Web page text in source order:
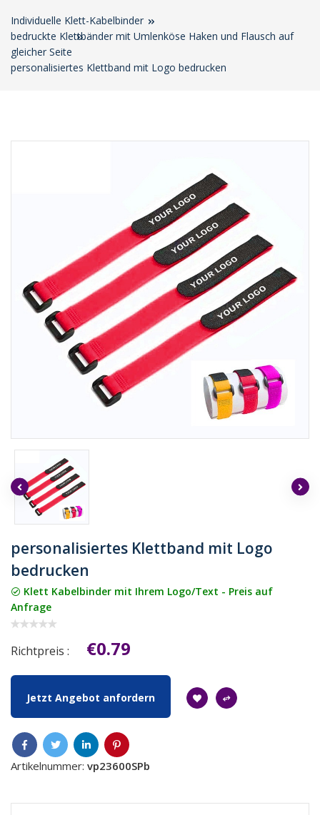
Individuelle Klett-Kabelbinder
bedruckte Klettbänder mit Umlenköse Haken und Flausch auf
gleicher Seite
personalisiertes Klettband mit Logo bedrucken
personalisiertes Klettband mit Logo
bedrucken
Klett Kabelbinder mit Ihrem Logo/Text - Preis auf
Anfrage
Richtpreis : €0.79
Jetzt Angebot anfordern
Artikelnummer: vp23600SPb